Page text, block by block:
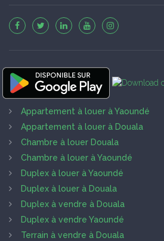
Appartement à louer à Yaoundé
Appartement à louer à Douala
Chambre à louer Douala
Chambre à louer à Yaoundé
Duplex à louer à Yaoundé
Duplex à louer à Douala
Duplex à vendre à Douala
Duplex à vendre Yaoundé
Terrain à vendre à Douala